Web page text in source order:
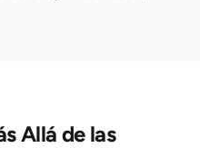
Allá de las